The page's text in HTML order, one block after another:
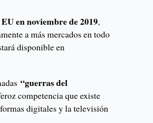
en noviembre de 2019,
a más mercados en todo
disponible en
“guerras del
competencia que existe
digitales y la televisión